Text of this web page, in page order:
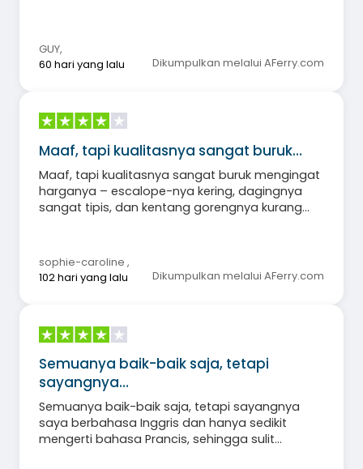
GUY,
60 hari yang lalu
Dikumpulkan melalui AFerry.com
Maaf, tapi kualitasnya sangat buruk…
Maaf, tapi kualitasnya sangat buruk mengingat
harganya – escalope-nya kering, dagingnya
sangat tipis, dan kentang gorengnya kurang
sophie-caroline ,
102 hari yang lalu
Dikumpulkan melalui AFerry.com
Semuanya baik-baik saja, tetapi
sayangnya…
Semuanya baik-baik saja, tetapi sayangnya
saya berbahasa Inggris dan hanya sedikit
mengerti bahasa Prancis, sehingga sulit